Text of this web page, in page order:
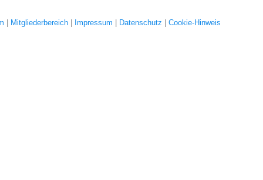
Mitgliederbereich Impressum Datenschutz Cookie-Hinweis